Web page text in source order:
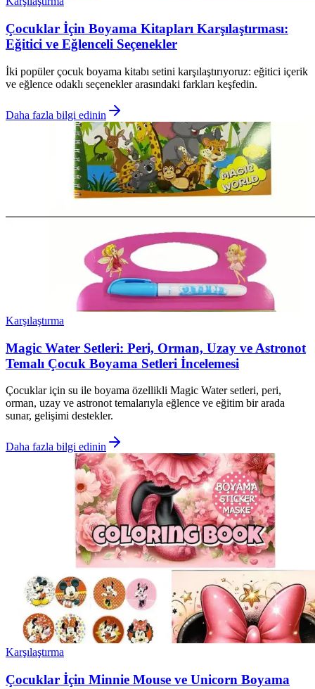
Çocuklar İçin Boyama Kitapları Karşılaştırması:
Eğitici ve Eğlenceli Seçenekler
İki popüler çocuk boyama kitabı setini karşılaştırıyoruz: eğitici içerik
ve eğlence odaklı seçenekler arasındaki farkları keşfedin.
Daha fazla bilgi edinin
Karşılaştırma
Magic Water Setleri: Peri, Orman, Uzay ve Astronot
Temalı Çocuk Boyama Setleri İncelemesi
Çocuklar için su ile boyama özellikli Magic Water setleri, peri,
orman, uzay ve astronot temalarıyla eğlence ve eğitim bir arada
sunar, gelişimi destekler.
Daha fazla bilgi edinin
Karşılaştırma
Çocuklar İçin Minnie Mouse ve Unicorn Boyama